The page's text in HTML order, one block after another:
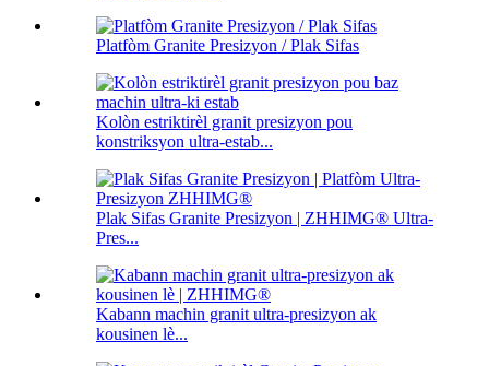
Platfòm Granite Presizyon / Plak Sifas
Kolòn estriktirèl granit presizyon pou
konstriksyon ultra-estab...
Plak Sifas Granite Presizyon | ZHHIMG® Ultra-
Pres...
Kabann machin granit ultra-presizyon ak
kousinen lè...